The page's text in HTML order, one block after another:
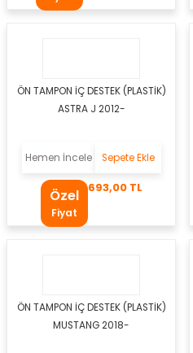
ÖN TAMPON İÇ DESTEK (PLASTİK)
ASTRA J 2012-
Hemen İncele Sepete Ekle
Özel
Fiyat
693,00 TL
ÖN TAMPON İÇ DESTEK (PLASTİK)
MUSTANG 2018-